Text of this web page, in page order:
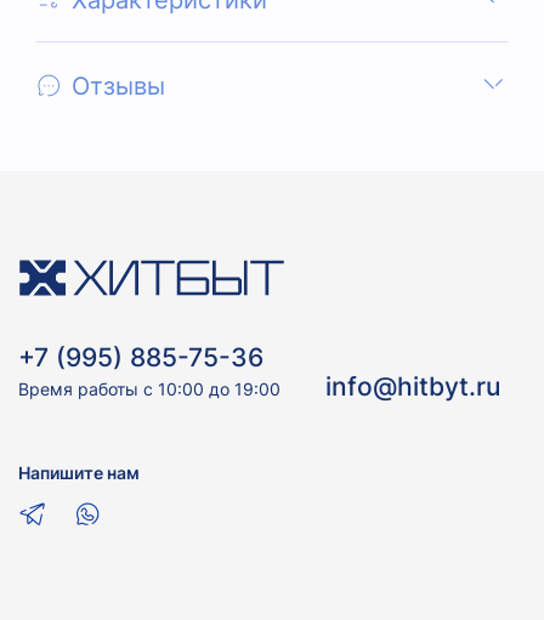
Отзывы
+7 (995) 885-75-36
Время работы с 10:00 до 19:00 info@hitbyt.ru
Напишите нам